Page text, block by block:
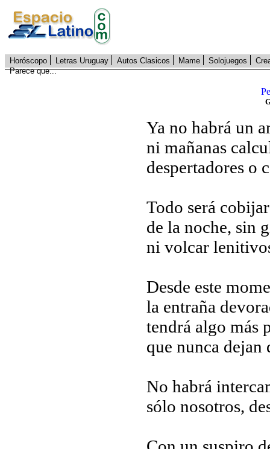
Horóscopo Letras Uruguay Autos Clasicos Mame Solojuegos
Parece que...
Ya no habrá un
ni mañanas
despertadores o
Todo será
de la noche, sin
ni volcar
Desde este
la entraña
tendrá algo más
que nunca dejan
No habrá
sólo nosotros,